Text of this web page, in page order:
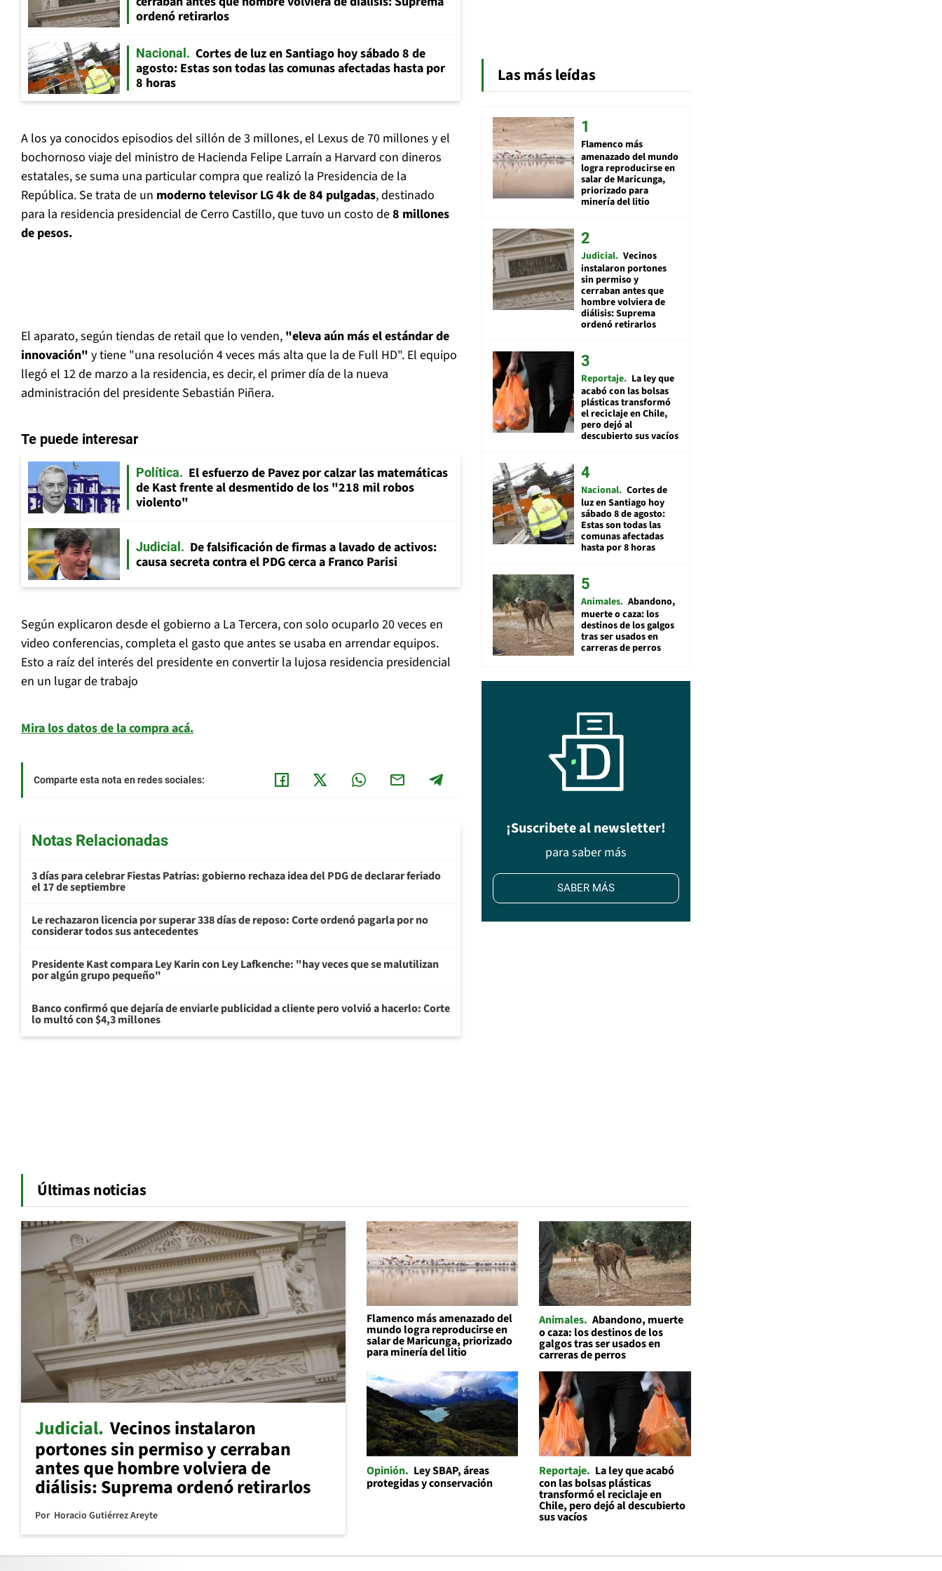
ordenó retirarlos
Nacional
Cortes de luz en Santiago hoy sábado 8 de
agosto: Estas son todas las comunas afectadas hasta por
8 horas
A los ya conocidos episodios del sillón de 3 millones, el Lexus de 70 millones y el
bochornoso viaje del ministro de Hacienda Felipe Larraín a Harvard con dineros
estatales, se suma una particular compra que realizó la Presidencia de la
República. Se trata de un moderno televisor LG 4k de 84 pulgadas, destinado
para la residencia presidencial de Cerro Castillo, que tuvo un costo de8 millones
de pesos.
El aparato, según tiendas de retail que lo venden, "eleva aún más el estándar de
innovación" y tiene "una resolución 4 veces más alta que la de Full HD". El equipo
llegó el 12 de marzo a la residencia, es decir, el primer día de la nueva
administración del presidente Sebastián Piñera.
Te puede interesar
Política
El esfuerzo de Pavez por calzar las matemáticas
de Kast frente al desmentido de los "218 mil robos
violento"
Judicial
De falsificación de firmas a lavado de activos:
causa secreta contra el PDG cerca a Franco Parisi
Según explicaron desde el gobierno a La Tercera, con solo ocuparlo 20 veces en
video conferencias, completa el gasto que antes se usaba en arrendar equipos.
Esto a raíz del interés del presidente en convertir la lujosa residencia presidencial
en un lugar de trabajo
Mira los datos de la compra acá.
Comparte esta nota en redes sociales:
Notas Relacionadas
3 días para celebrar Fiestas Patrias: gobierno rechaza idea del PDG de declarar feriado
el 17 de septiembre
Le rechazaron licencia por superar 338 días de reposo: Corte ordenó pagarla por no
considerar todos sus antecedentes
Presidente Kast compara Ley Karin con Ley Lafkenche: "hay veces que se malutilizan
por algún grupo pequeño"
Banco confirmó que dejaría de enviarle publicidad a cliente pero volvió a hacerlo: Corte
lo multó con $4,3 millones
Las más leídas
Flamenco más
amenazado del mundo
logra reproducirse en
salar de Maricunga,
priorizado para
minería del litio
Judicial Vecinos
instalaron portones
sin permiso y
cerraban antes que
hombre volviera de
diálisis: Suprema
ordenó retirarlos
Reportaje La ley que
acabó con las bolsas
plásticas transformó
el reciclaje en Chile,
pero dejó al
descubierto sus vacíos
Nacional Cortes de
luz en Santiago hoy
sábado 8 de agosto:
Estas son todas las
comunas afectadas
hasta por 8 horas
Animales Abandono,
muerte o caza: los
destinos de los galgos
tras ser usados en
carreras de perros
¡Suscribete al newsletter!
para saber más
SABER MÁS
Últimas noticias
Judicial Vecinos instalaron
portones sin permiso y cerraban
antes que hombre volviera de
diálisis: Suprema ordenó retirarlos
Por Horacio Gutiérrez Areyte
Flamenco más amenazado del
mundo logra reproducirse en
salar de Maricunga, priorizado
para minería del litio
Animales Abandono, muerte
o caza: los destinos de los
galgos tras ser usados en
carreras de perros
Opinión
Ley SBAP, áreas
protegidas y conservación
Reportaje La ley que acabó
con las bolsas plásticas
transformó el reciclaje en
Chile, pero dejó al descubierto
sus vacíos